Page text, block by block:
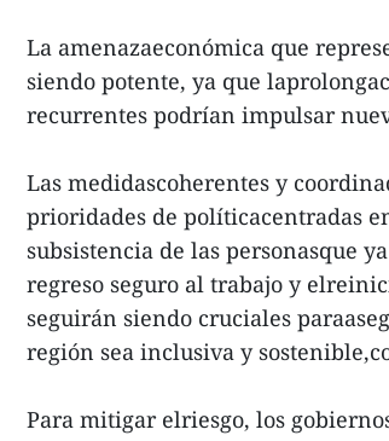
La amenazaeconómica que
siendo potente, ya que
recurrentes podrían impulsar
Las medidascoherentes y
prioridades de políticacentradas
subsistencia de las personasque
regreso seguro al trabajo y
seguirán siendo cruciales
región sea inclusiva y
Para mitigar elriesgo, los